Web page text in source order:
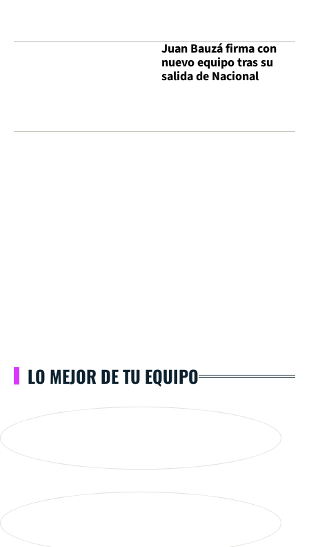
Juan Bauzá firma con
nuevo equipo tras su
salida de Nacional
LO MEJOR DE TU EQUIPO